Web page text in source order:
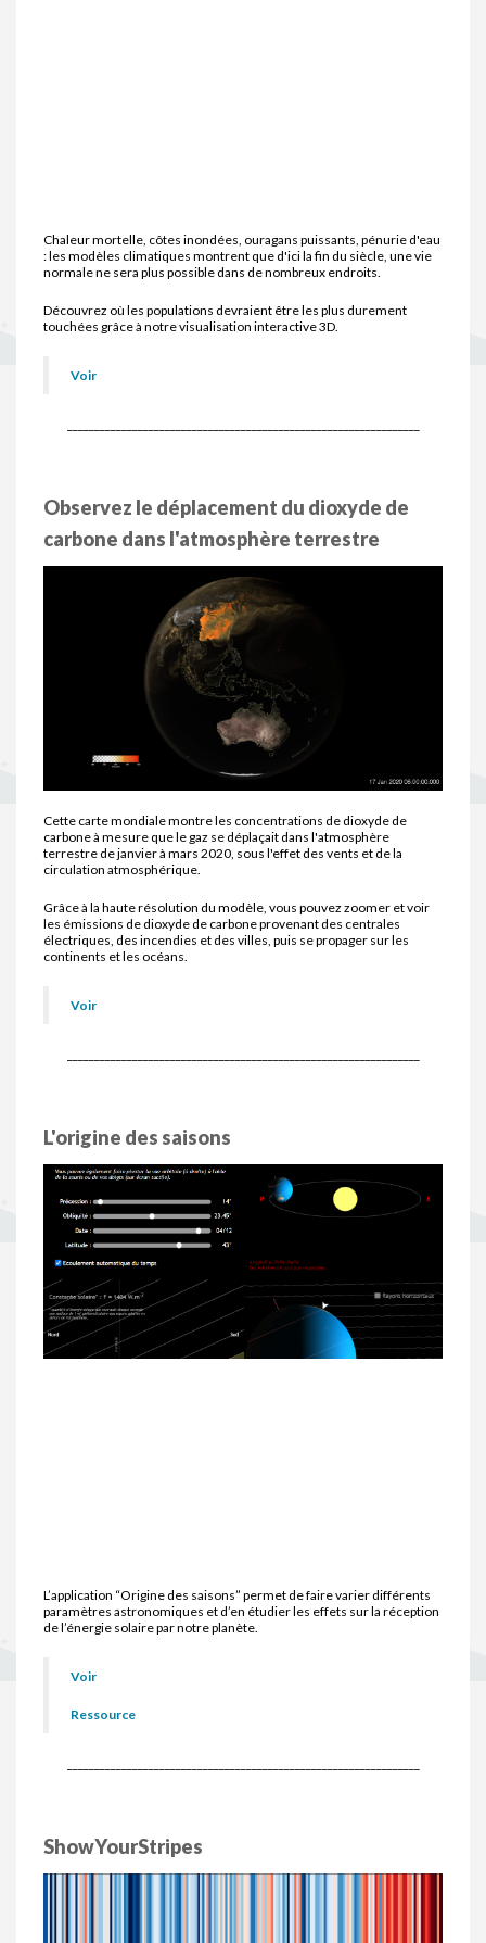
Chaleur mortelle, côtes inondées, ouragans puissants, pénurie d'eau
: les modèles climatiques montrent que d'ici la fin du siècle, une vie
normale ne sera plus possible dans de nombreux endroits.
Découvrez où les populations devraient être les plus durement
touchées grâce à notre visualisation interactive 3D.
Voir
Observez le déplacement du dioxyde de
carbone dans l'atmosphère terrestre
Cette carte mondiale montre les concentrations de dioxyde de
carbone à mesure que le gaz se déplaçait dans l'atmosphère
terrestre de janvier à mars 2020, sous l'effet des vents et de la
circulation atmosphérique.
Grâce à la haute résolution du modèle, vous pouvez zoomer et voir
les émissions de dioxyde de carbone provenant des centrales
électriques, des incendies et des villes, puis se propager sur les
continents et les océans.
Voir
L'origine des saisons
L’application “Origine des saisons” permet de faire varier différents
paramètres astronomiques et d’en étudier les effets sur la réception
de l’énergie solaire par notre planète.
Voir
Ressource
ShowYourStripes